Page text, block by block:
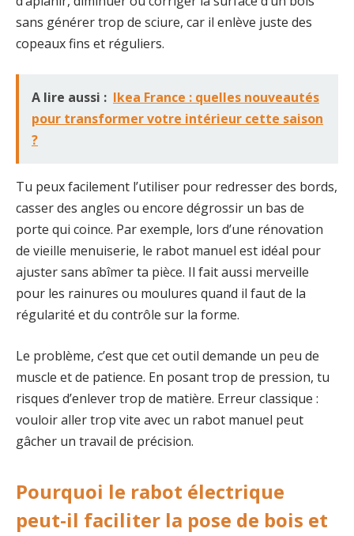
sans générer trop de sciure, car il enlève juste des
copeaux fins et réguliers.
A lire aussi : Ikea France : quelles nouveautés
pour transformer votre intérieur cette saison
?
Tu peux facilement l’utiliser pour redresser des bords,
casser des angles ou encore dégrossir un bas de
porte qui coince. Par exemple, lors d’une rénovation
de vieille menuiserie, le rabot manuel est idéal pour
ajuster sans abîmer ta pièce. Il fait aussi merveille
pour les rainures ou moulures quand il faut de la
régularité et du contrôle sur la forme.
Le problème, c’est que cet outil demande un peu de
muscle et de patience. En posant trop de pression, tu
risques d’enlever trop de matière. Erreur classique :
vouloir aller trop vite avec un rabot manuel peut
gâcher un travail de précision.
Pourquoi le rabot électrique
peut-il faciliter la pose de bois et